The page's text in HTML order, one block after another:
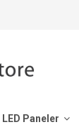
LED Paneler